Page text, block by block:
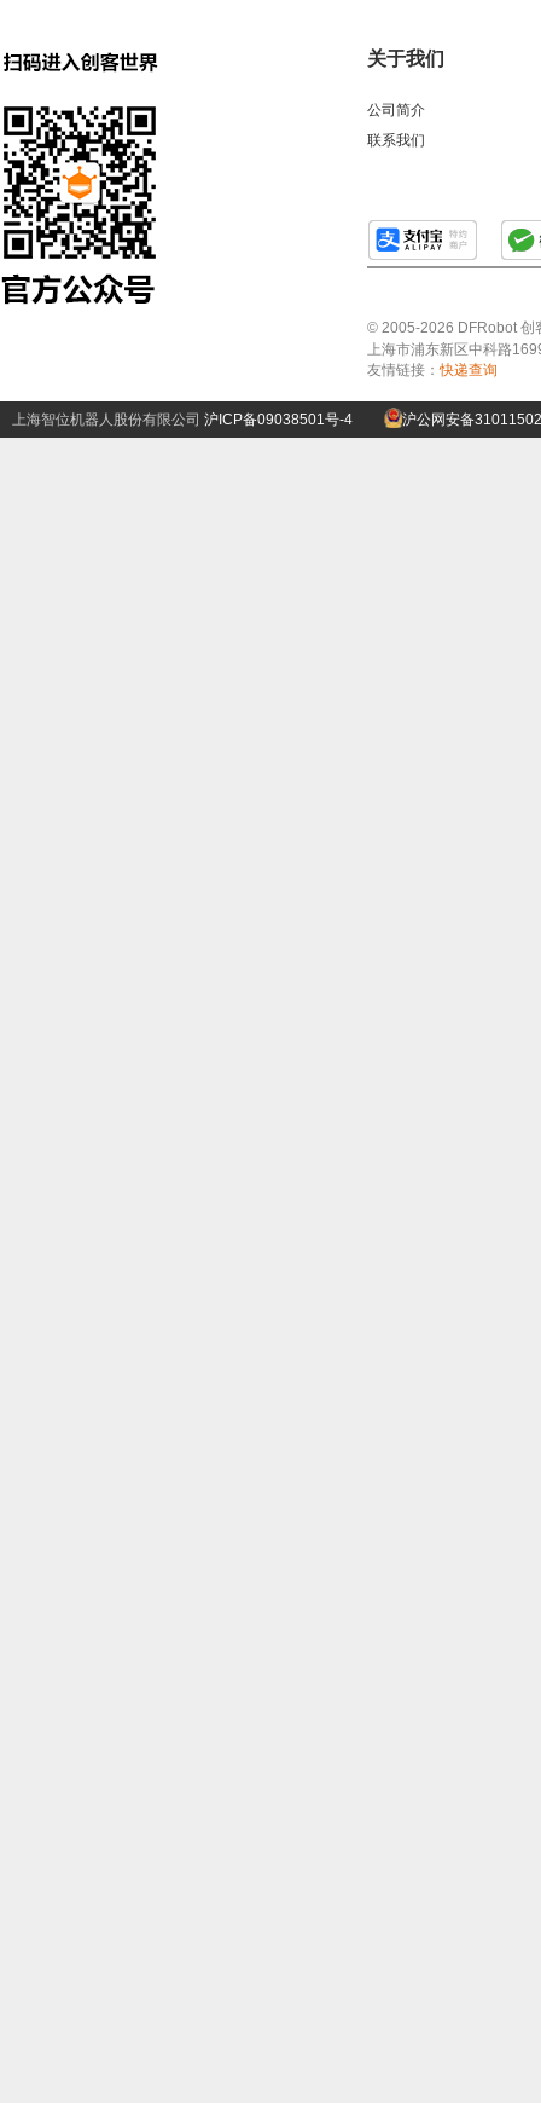
关于我们
公司简介
联系我们
© 2005-2026 DFRobot 创
上海市浦东新区中科路
友情链接：快递查询
上海智位机器人股份有限公司 沪ICP备09038501号-4 沪公网安备